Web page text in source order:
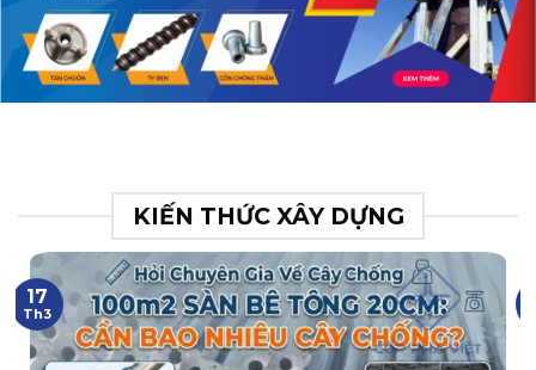
KIẾN THỨC XÂY DỰNG
17
Th3